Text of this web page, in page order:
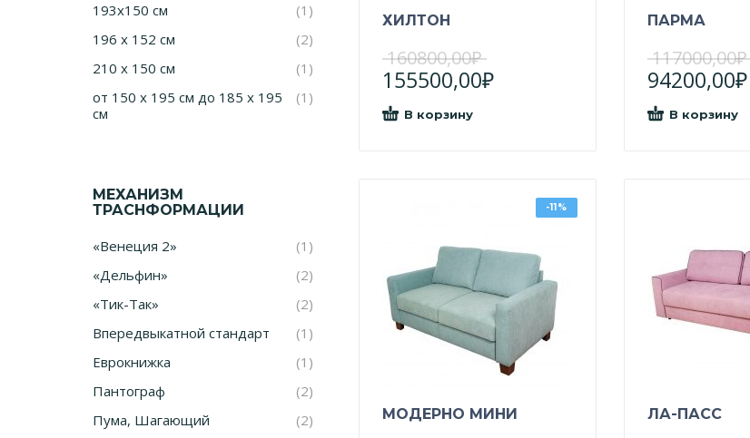
193х150 см
(1)
196 x 152 см
(2)
210 х 150 см
(1)
от 150 х 195 см до 185 х 195
см
(1)
МЕХАНИЗМ
ТРАСНФОРМАЦИИ
«Венеция 2»
(1)
«Дельфин»
(2)
«Тик-Так»
(2)
Впередвыкатной стандарт
(1)
Еврокнижка
(1)
Пантограф
(2)
Пума, Шагающий
(2)
ХИЛТОН
160800,00₽
155500,00₽
В корзину
ПАРМА
117000,00₽
94200,00₽
В корзину
-11%
МОДЕРНО МИНИ ЛА-ПАСС